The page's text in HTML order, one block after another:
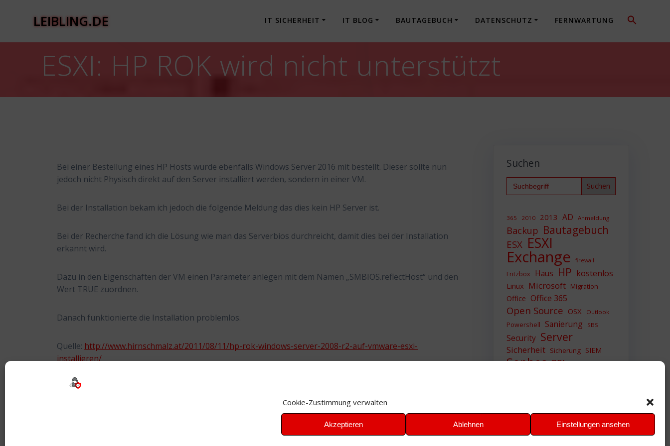
Cookie-Zustimmung verwalten
Akzeptieren Ablehnen Einstellungen ansehen
LEIBLING.DE IT SICHERHEIT IT BLOG BAUTAGEBUCH DATENSCHUTZ FERNWARTUNG
ESXI: HP ROK wird nicht unterstützt
Bei einer Bestellung eines HP Hosts wurde ebenfalls Windows Server 2016 mit bestellt. Dieser sollte nun
jedoch nicht Physisch direkt auf den Server installiert werden, sondern in einer VM.
Bei der Installation bekam ich jedoch die folgende Meldung das dies kein HP Server ist.
Bei der Recherche fand ich die Lösung wie man das Serverbios durchreicht, damit dies bei der Installation
erkannt wird.
Dazu in den Eigenschaften der VM einen Parameter anlegen mit dem Namen „SMBIOS.reflectHost“ und den
Wert TRUE zuordnen.
Danach funktionierte die Installation problemlos.
Quelle: http://www.hirnschmalz.at/2011/08/11/hp-rok-windows-server-2008-r2-auf-vmware-esxi-
installieren/
Suchen
Search
for:
365 2010 2013 AD Anmeldung
Backup Bautagebuch
ESX ESXI
Exchange firewall
Fritzbox Haus HP kostenlos
Linux Microsoft Migration
Office Office 365
Open Source OSX Outlook
Powershell Sanierung SBS
Security Server
Sicherheit Sicherung SIEM
Sophos SSL Ubuntu
Windows Zertifikat